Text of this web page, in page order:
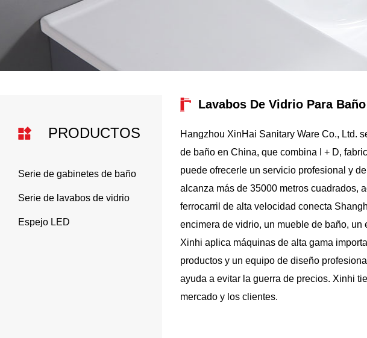
PRODUCTOS
Serie de gabinetes de baño
Serie de lavabos de vidrio
Espejo LED
Lavabos De Vidrio Para
Hangzhou XinHai Sanitary Ware Co., Ltd.
de baño en China, que combina I + D,
puede ofrecerle un servicio profesional y
alcanza más de 35000 metros cuadrados,
ferrocarril de alta velocidad conecta
encimera de vidrio, un mueble de baño,
Xinhi aplica máquinas de alta gama
productos y un equipo de diseño
ayuda a evitar la guerra de precios. Xinhi
mercado y los clientes.